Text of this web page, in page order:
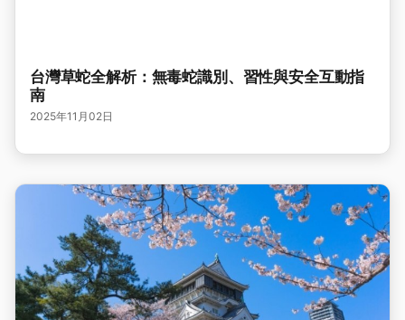
台灣草蛇全解析：無毒蛇識別、習性與安全互動指
南
2025年11月02日